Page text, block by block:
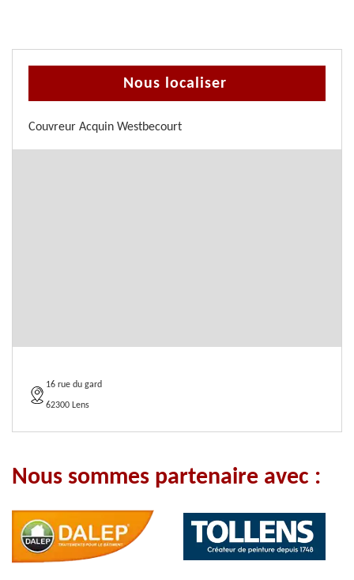
Nous localiser
Couvreur Acquin Westbecourt
16 rue du gard
62300 Lens
Nous sommes partenaire avec :